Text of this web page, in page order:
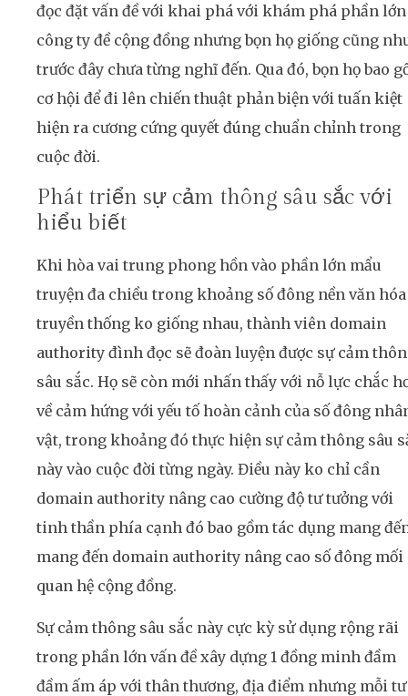
đọc đặt vấn đề với khai phá với khám phá phần lớn
công ty đề cộng đồng nhưng bọn họ giống cũng
trước đây chưa từng nghĩ đến. Qua đó, bọn họ bao
cơ hội để đi lên chiến thuật phản biện với tuấn kiệt
hiện ra cương cứng quyết đúng chuẩn chỉnh trong
cuộc đời.
Phát triển sự cảm thông sâu sắc với
hiểu biết
Khi hòa vai trung phong hồn vào phần lớn mẩu
truyện đa chiều trong khoảng số đông nền văn hóa
truyền thống ko giống nhau, thành viên domain
authority đình đọc sẽ đoàn luyện được sự cảm
sâu sắc. Họ sẽ còn mới nhấn thấy với nỗ lực chắc
về cảm hứng với yếu tố hoàn cảnh của số đông
vật, trong khoảng đó thực hiện sự cảm thông sâu
này vào cuộc đời từng ngày. Điều này ko chỉ cần
domain authority nâng cao cường độ tư tưởng với
tinh thần phía cạnh đó bao gồm tác dụng mang
mang đến domain authority nâng cao số đông mối
quan hệ cộng đồng.
Sự cảm thông sâu sắc này cực kỳ sử dụng rộng rãi
trong phần lớn vấn đề xây dựng 1 đồng minh đầm
đầm ấm áp với thân thương, địa điểm nhưng mỗi tư